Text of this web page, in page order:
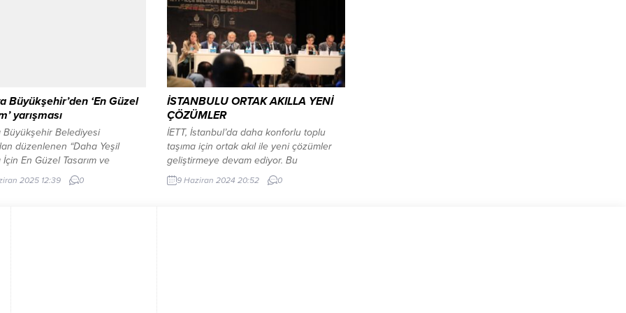
artırmak amacıyla Murat Eroğlu Engelsiz
Yaşam Merkezi’nin yapımına başladı.
Mustafa Kemal Paşa Mahallesi’ndeki
proje alanında düzenlenen tanıtım
etkinliğine Güzelbahçe...
Büyükşehir’den ‘En Güzel
yarışması
Büyükşehir Belediyesi
düzenlenen “Daha Yeşil
En Güzel Tasarım ve
Yarışması’nda” ödüller
buldu. En güzel çiçekçilik
kent donatıları tasarımlarında
giren uygulamalar
ANTALYA (İGFA) – Antalya
Belediyesi tarafından çevre
ve çevre sevgisini arttırmak,
çevrenin...
2025 12:39 0
İSTANBULU ORTAK AKILLA YENİ
ÇÖZÜMLER
İETT, İstanbul’da daha konforlu toplu
taşıma için ortak akıl ile yeni çözümler
geliştirmeye devam ediyor. Bu
kapsamda katılımcı yönetim vizyonu ile
hareket eden İETT, ilçe belediyeleri, sivil
9 Haziran 2024 20:52 0